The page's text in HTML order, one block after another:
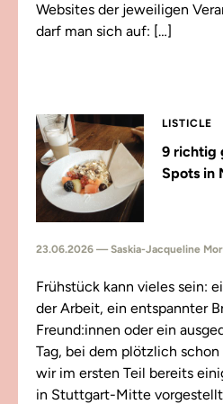
Websites der jeweiligen
darf man sich auf: […]
LISTICLE
9 richtig
Spots in
23.06.2026 — Saskia-Jacqueline
Frühstück kann vieles sein:
der Arbeit, ein entspannter
Freund:innen oder ein
Tag, bei dem plötzlich
wir im ersten Teil bereits
in Stuttgart-Mitte